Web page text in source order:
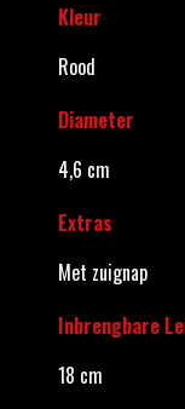
Kleur
Rood
Diameter
4,6 cm
Extras
Met zuignap
Inbrengbare
18 cm